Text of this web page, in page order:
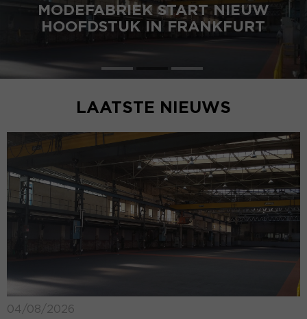
MODEFABRIEK START NIEUW
HOOFDSTUK IN FRANKFURT
LAATSTE NIEUWS
04/08/2026